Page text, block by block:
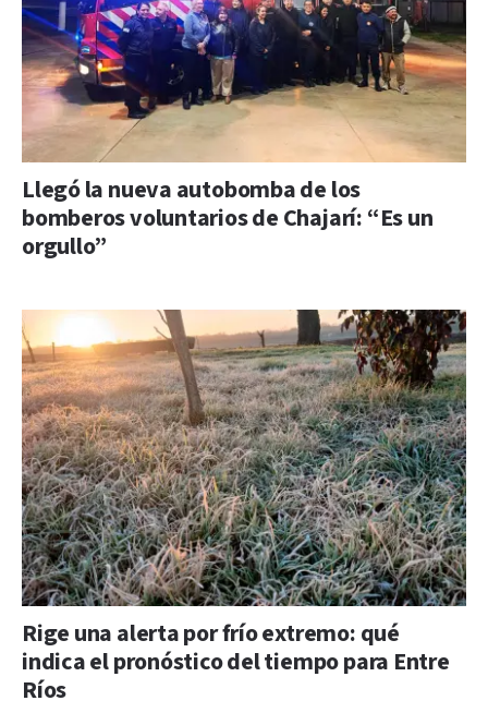
Llegó la nueva autobomba de los
bomberos voluntarios de Chajarí: “Es un
orgullo”
Rige una alerta por frío extremo: qué
indica el pronóstico del tiempo para Entre
Ríos